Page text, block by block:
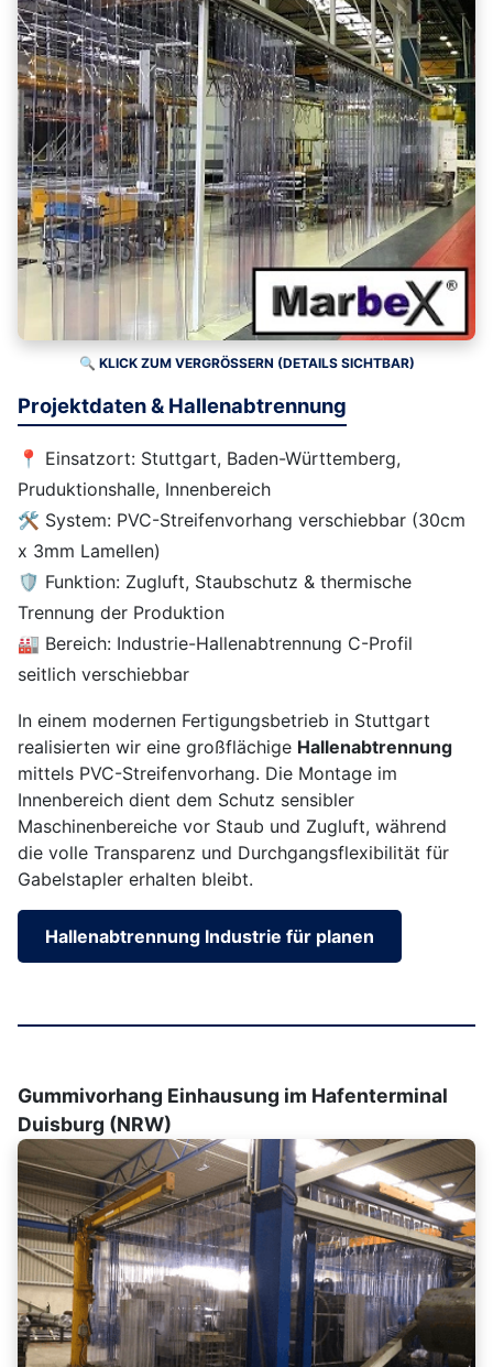
🔍 KLICK ZUM VERGRÖSSERN (DETAILS SICHTBAR)
Projektdaten & Hallenabtrennung
📍 Einsatzort: Stuttgart, Baden-Württemberg,
Pruduktionshalle, Innenbereich
🛠️ System: PVC-Streifenvorhang verschiebbar (30cm
x 3mm Lamellen)
🛡️ Funktion: Zugluft, Staubschutz & thermische
Trennung der Produktion
🏭 Bereich: Industrie-Hallenabtrennung C-Profil
seitlich verschiebbar
In einem modernen Fertigungsbetrieb in Stuttgart
realisierten wir eine großflächige Hallenabtrennung
mittels PVC-Streifenvorhang. Die Montage im
Innenbereich dient dem Schutz sensibler
Maschinenbereiche vor Staub und Zugluft, während
die volle Transparenz und Durchgangsflexibilität für
Gabelstapler erhalten bleibt.
Hallenabtrennung Industrie für planen
Gummivorhang Einhausung im Hafenterminal
Duisburg (NRW)